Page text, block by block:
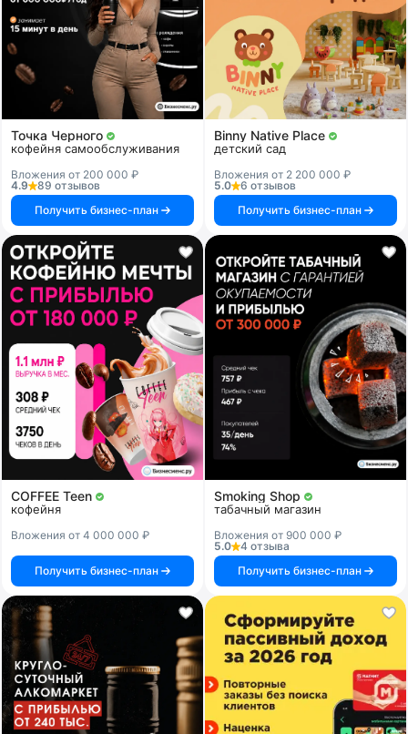
Точка Черного
кофейня самообслуживания
Вложения от 200 000 ₽
4.9
89 отзывов
Получить бизнес-план
Binny Native Place
детский сад
Вложения от 2 200 000 ₽
5.0
6 отзывов
Получить бизнес-план
COFFEE Teen
кофейня
Вложения от 4 000 000 ₽
Получить бизнес-план
Smoking Shop
табачный магазин
Вложения от 900 000 ₽
5.0
4 отзыва
Получить бизнес-план